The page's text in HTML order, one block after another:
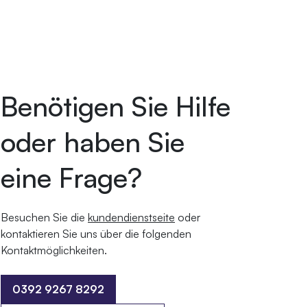
Benötigen Sie Hilfe
oder haben Sie
eine Frage?
Besuchen Sie die kundendienstseite oder
kontaktieren Sie uns über die folgenden
Kontaktmöglichkeiten.
0392 9267 8292